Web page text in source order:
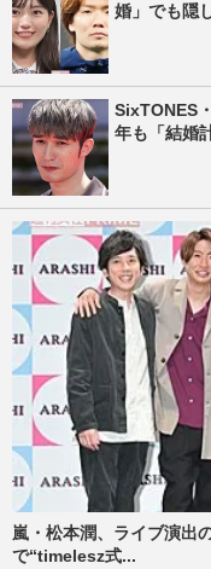
婚」でも隠
SixTONES
年も「結婚
嵐・松本潤、ライブ演出
で“timelesz式...